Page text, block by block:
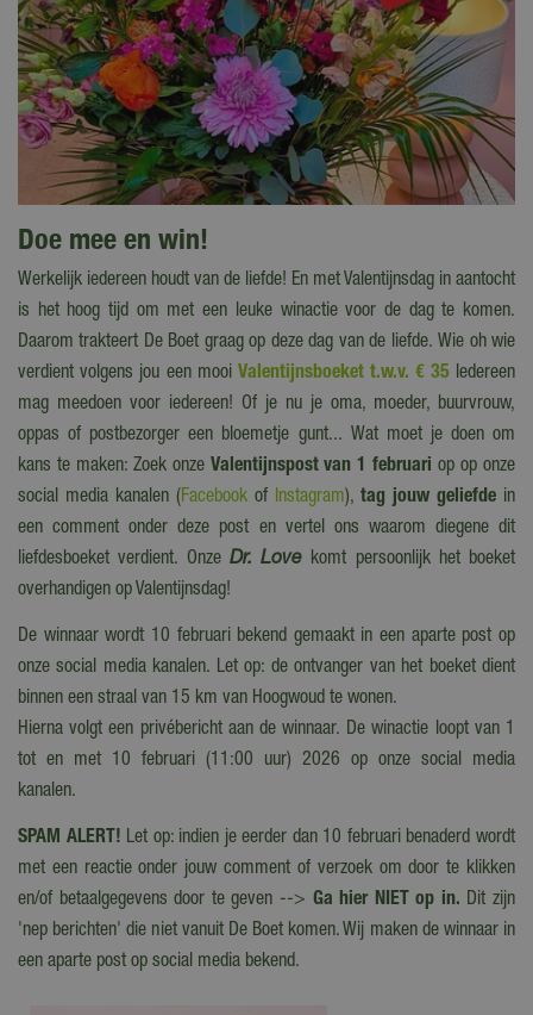
Doe mee en win!
Werkelijk iedereen houdt van de liefde! En met Valentijnsdag in aantocht
is het hoog tijd om met een leuke winactie voor de dag te komen.
Daarom trakteert De Boet graag op deze dag van de liefde. Wie oh wie
verdient volgens jou een mooiValentijnsboeket t.w.v. € 35 Iedereen
mag meedoen voor iedereen! Of je nu je oma, moeder, buurvrouw,
oppas of postbezorger een bloemetje gunt... Wat moet je doen om
kans te maken: Zoek onze Valentijnspost van 1 februari op op onze
social media kanalen (Facebook of Instagram), tag jouw geliefde in
een comment onder deze post en vertel ons waarom diegene dit
liefdesboeket verdient. Onze Dr. Love komt persoonlijk het boeket
overhandigen op Valentijnsdag!
De winnaar wordt 10 februari bekend gemaakt in een aparte post op
onze social media kanalen. Let op: de ontvanger van het boeket dient
binnen een straal van 15 km van Hoogwoud te wonen.
Hierna volgt een privébericht aan de winnaar. De winactie loopt van 1
tot en met 10 februari (11:00 uur) 2026 op onze social media
kanalen.
SPAM ALERT! Let op: indien je eerder dan 10 februari benaderd wordt
met een reactie onder jouw comment of verzoek om door te klikken
en/of betaalgegevens door te geven --> Ga hier NIET op in. Dit zijn
'nep berichten' die niet vanuit De Boet komen. Wij maken de winnaar in
een aparte post op social media bekend.